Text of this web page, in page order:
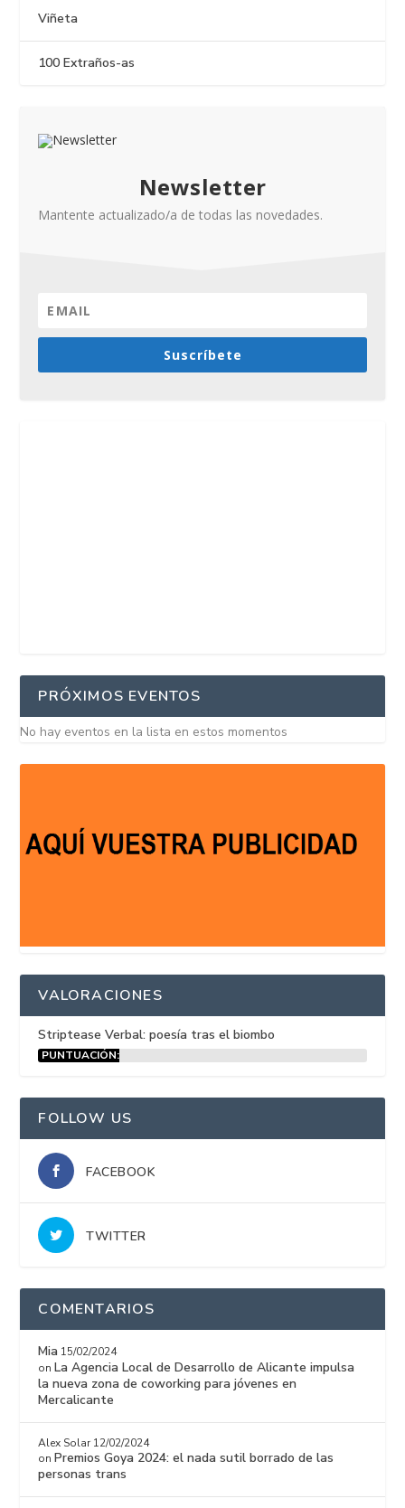
Viñeta
100 Extraños-as
Newsletter
Mantente actualizado/a de todas las novedades.
Suscríbete
PRÓXIMOS EVENTOS
No hay eventos en la lista en estos momentos
VALORACIONES
Striptease Verbal: poesía tras el biombo
PUNTUACIÓN:
FOLLOW US
FACEBOOK
TWITTER
COMENTARIOS
Mia 15/02/2024
on La Agencia Local de Desarrollo de Alicante impulsa
la nueva zona de coworking para jóvenes en
Mercalicante
Alex Solar 12/02/2024
on Premios Goya 2024: el nada sutil borrado de las
personas trans